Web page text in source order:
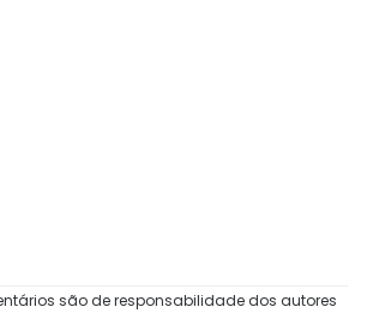
são de responsabilidade dos autores